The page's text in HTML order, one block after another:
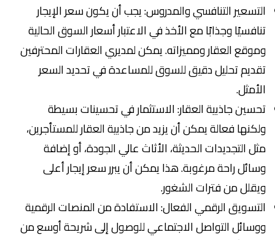
التسعير التنافسي والمدروس: يجب أن يكون سعر الإيجار
تنافسيًا وجذابًا مع الأخذ في الاعتبار أسعار السوق الحالية
وموقع العقار ومميزاته. يمكن لمديري العقارات المحترفين
تقديم تحليل دقيق للسوق للمساعدة في تحديد السعر
الأمثل.
تحسين جاذبية العقار: الاستثمار في تحسينات بسيطة
ولكنها فعالة يمكن أن يزيد من جاذبية العقار للمستأجرين،
مثل التجديدات الحديثة، الأثاث عالي الجودة، أو إضافة
وسائل راحة مرغوبة. هذا يمكن أن يبرر سعر إيجار أعلى
ويقلل من فترات الشغور.
التسويق الرقمي الفعال: الاستفادة من المنصات الرقمية
ووسائل التواصل الاجتماعي للوصول إلى شريحة أوسع من